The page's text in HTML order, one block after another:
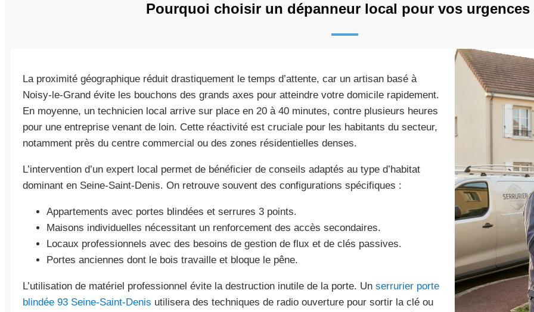
Pourquoi choisir un dépanneur local pour vos urgences
La proximité géographique réduit drastiquement le temps d’attente, car un artisan basé à
Noisy-le-Grand évite les bouchons des grands axes pour atteindre votre domicile rapidement.
En moyenne, un technicien local arrive sur place en 20 à 40 minutes, contre plusieurs heures
pour une entreprise venant de loin. Cette réactivité est cruciale pour les habitants du secteur,
notamment près du centre commercial ou des zones résidentielles denses.
L’intervention d’un expert local permet de bénéficier de conseils adaptés au type d’habitat
dominant en Seine-Saint-Denis. On retrouve souvent des configurations spécifiques :
Appartements avec portes blindées et serrures 3 points.
Maisons individuelles nécessitant un renforcement des accès secondaires.
Locaux professionnels avec des besoins de gestion de flux et de clés passives.
Portes anciennes dont le bois travaille et bloque le pêne.
L’utilisation de matériel professionnel évite la destruction inutile de la porte. Un serrurier porte
blindée 93 Seine-Saint-Denis utilisera des techniques de radio ouverture pour sortir la clé ou